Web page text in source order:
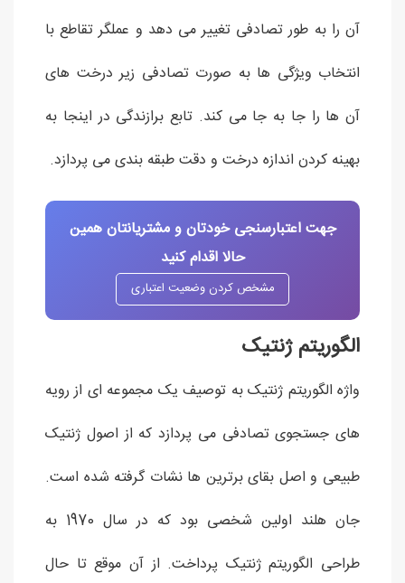
آن را به طور تصادفی تغییر می دهد و عملگر تقاطع با
انتخاب ویژگی ها به صورت تصادفی زیر درخت های
آن ها را جا به جا می کند. تابع برازندگی در اینجا به
بهینه کردن اندازه درخت و دقت طبقه بندی می پردازد.
جهت اعتبارسنجی خودتان و مشتریانتان همین
حالا اقدام کنید
مشخص کردن وضعیت اعتباری
الگوریتم ژنتیک
واژه الگوریتم ژنتیک به توصیف یک مجموعه ای از رویه
های جستجوی تصادفی می پردازد که از اصول ژنتیک
طبیعی و اصل بقای برترین ها نشات گرفته شده است.
جان هلند اولین شخصی بود که در سال 1970 به
طراحی الگوریتم ژنتیک پرداخت. از آن موقع تا حال